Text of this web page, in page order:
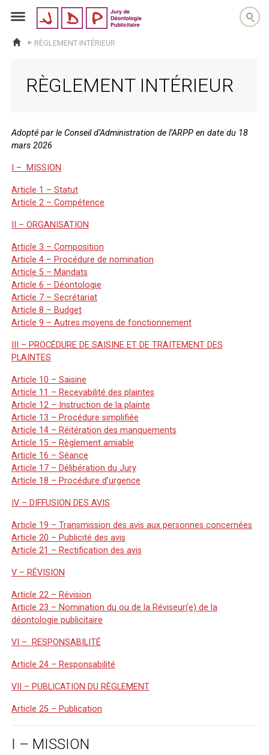
jdp
ACCUEIL
RÈGLEMENT INTÉRIEUR
RÈGLEMENT INTÉRIEUR
Adopté par le Conseil d’Administration de l’ARPP en date du 18
mars 2026
I – MISSION
Article 1 – Statut
Article 2 – Compétence
II – ORGANISATION
Article 3 – Composition
Article 4 – Procédure de nomination
Article 5 – Mandats
Article 6 – Déontologie
Article 7 – Secrétariat
Article 8 – Budget
Article 9 – Autres moyens de fonctionnement
III – PROCÉDURE DE SAISINE ET DE TRAITEMENT DES
PLAINTES
Article 10 – Saisine
Article 11 – Recevabilité des plaintes
Article 12 – Instruction de la plainte
Article 13 – Procédure simplifiée
Article 14 – Réitération des manquements
Article 15 – Règlement amiable
Article 16 – Séance
Article 17 – Délibération du Jury
Article 18 – Procédure d’urgence
IV – DIFFUSION DES AVIS
Article 19 – Transmission des avis aux personnes concernées
Article 20 – Publicité des avis
Article 21 – Rectification des avis
V – RÉVISION
Article 22 – Révision
Article 23 – Nomination du ou de la Réviseur(e) de la
déontologie publicitaire
VI – RESPONSABILITÉ
Article 24 – Responsabilité
VII – PUBLICATION DU RÈGLEMENT
Article 25 – Publication
I – MISSION